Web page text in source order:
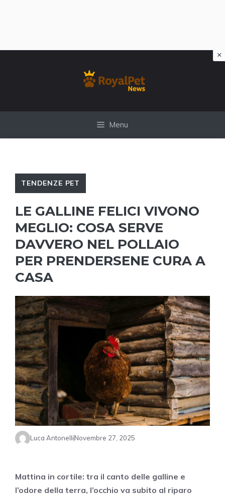
Menu
TENDENZE PET
LE GALLINE FELICI VIVONO
MEGLIO: COSA SERVE
DAVVERO NEL POLLAIO
PER PRENDERSENE CURA A
CASA
Luca AntonelliNovembre 27, 2025
Mattina in cortile: tra il canto delle galline e
l’odore della terra, l’occhio va subito al riparo
×